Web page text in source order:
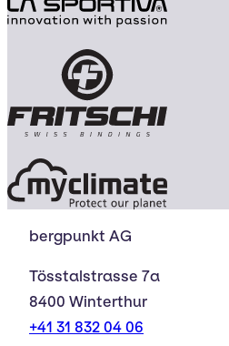
bergpunkt AG
Tösstalstrasse 7a
8400 Winterthur
+41 31 832 04 06